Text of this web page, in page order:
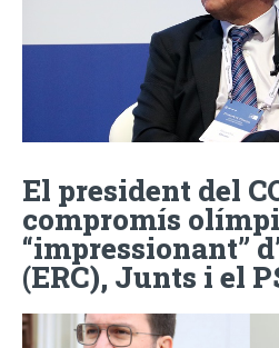
El president del
compromís
“impressionant”
(ERC), Junts i el